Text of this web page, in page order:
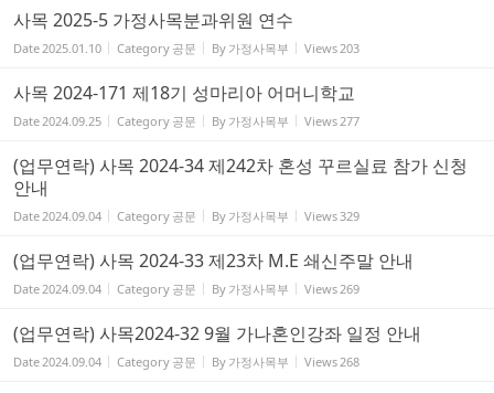
사목 2025-5 가정사목분과위원 연수
Date2025.01.10 Category 공문 By 가정사목부 Views203
사목 2024-171 제18기 성마리아 어머니학교
Date2024.09.25 Category 공문 By 가정사목부 Views277
(업무연락) 사목 2024-34 제242차 혼성 꾸르실료 참가 신청
안내
Date2024.09.04 Category 공문 By 가정사목부 Views329
(업무연락) 사목 2024-33 제23차 M.E 쇄신주말 안내
Date2024.09.04 Category 공문 By 가정사목부 Views269
(업무연락) 사목2024-32 9월 가나혼인강좌 일정 안내
Date2024.09.04 Category 공문 By 가정사목부 Views268